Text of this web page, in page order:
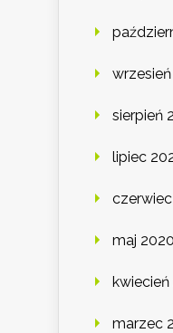
sierpień
lipiec
maj 2020
kwiecień
marzec